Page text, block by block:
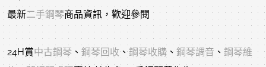
最新二手鋼琴商品資訊，歡迎參閱
24H賞中古鋼琴 、 鋼琴回收、鋼琴收購 、 鋼琴調音 、 鋼琴維